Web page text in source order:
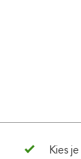
Kies je